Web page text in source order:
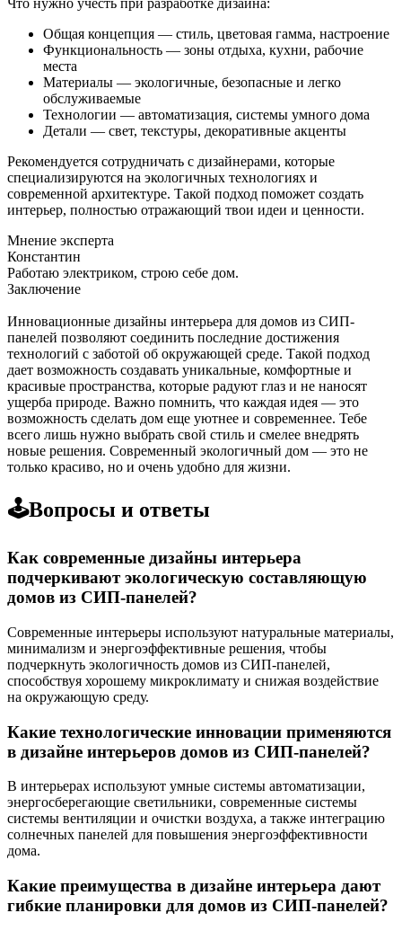
Что нужно учесть при разработке дизайна:
Общая концепция — стиль, цветовая гамма, настроение
Функциональность — зоны отдыха, кухни, рабочие
места
Материалы — экологичные, безопасные и легко
обслуживаемые
Технологии — автоматизация, системы умного дома
Детали — свет, текстуры, декоративные акценты
Рекомендуется сотрудничать с дизайнерами, которые
специализируются на экологичных технологиях и
современной архитектуре. Такой подход поможет создать
интерьер, полностью отражающий твои идеи и ценности.
Мнение эксперта
Константин
Работаю электриком, строю себе дом.
Заключение
Инновационные дизайны интерьера для домов из СИП-
панелей позволяют соединить последние достижения
технологий с заботой об окружающей среде. Такой подход
дает возможность создавать уникальные, комфортные и
красивые пространства, которые радуют глаз и не наносят
ущерба природе. Важно помнить, что каждая идея — это
возможность сделать дом еще уютнее и современнее. Тебе
всего лишь нужно выбрать свой стиль и смелее внедрять
новые решения. Современный экологичный дом — это не
только красиво, но и очень удобно для жизни.
🕹️Вопросы и ответы
Как современные дизайны интерьера
подчеркивают экологическую составляющую
домов из СИП-панелей?
Современные интерьеры используют натуральные материалы,
минимализм и энергоэффективные решения, чтобы
подчеркнуть экологичность домов из СИП-панелей,
способствуя хорошему микроклимату и снижая воздействие
на окружающую среду.
Какие технологические инновации применяются
в дизайне интерьеров домов из СИП-панелей?
В интерьерах используют умные системы автоматизации,
энергосберегающие светильники, современные системы
системы вентиляции и очистки воздуха, а также интеграцию
солнечных панелей для повышения энергоэффективности
дома.
Какие преимущества в дизайне интерьера дают
гибкие планировки для домов из СИП-панелей?